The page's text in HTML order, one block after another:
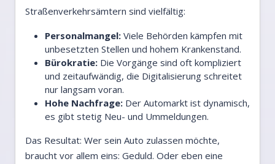
Straßenverkehrsämtern sind vielfältig:
Personalmangel: Viele Behörden kämpfen mit
unbesetzten Stellen und hohem Krankenstand.
Bürokratie: Die Vorgänge sind oft kompliziert
und zeitaufwändig, die Digitalisierung schreitet
nur langsam voran.
Hohe Nachfrage: Der Automarkt ist dynamisch,
es gibt stetig Neu- und Ummeldungen.
Das Resultat: Wer sein Auto zulassen möchte,
braucht vor allem eins: Geduld. Oder eben eine